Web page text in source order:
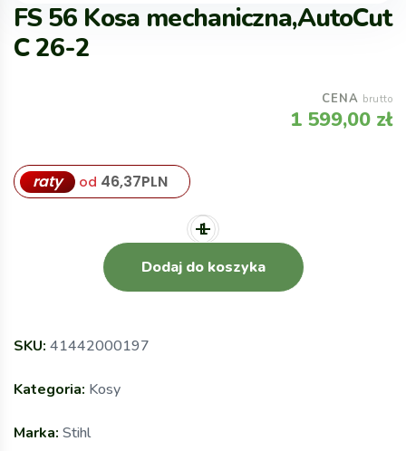
FS 56 Kosa mechaniczna,AutoCut
C 26-2
CENA brutto
1 599,00 zł
raty od 46,37PLN
Dodaj do koszyka
SKU: 41442000197
Kategoria: Kosy
Marka: Stihl